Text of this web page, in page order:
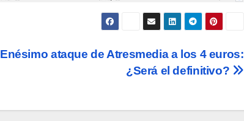
Enésimo ataque de Atresmedia a los 4 euros:
¿Será el definitivo?